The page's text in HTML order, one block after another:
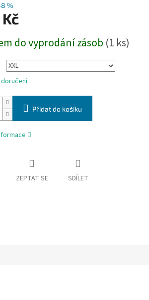
%
do vyprodání zásob (1 ks)
Přidat do košíku
ZEPTAT SE SDÍLET